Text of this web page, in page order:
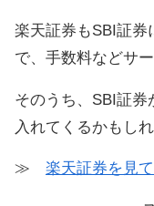
楽天証券もSBI証券
で、手数料などサ
そのうち、SBI証券
入れてくるかもしれ
≫ 楽天証券を見